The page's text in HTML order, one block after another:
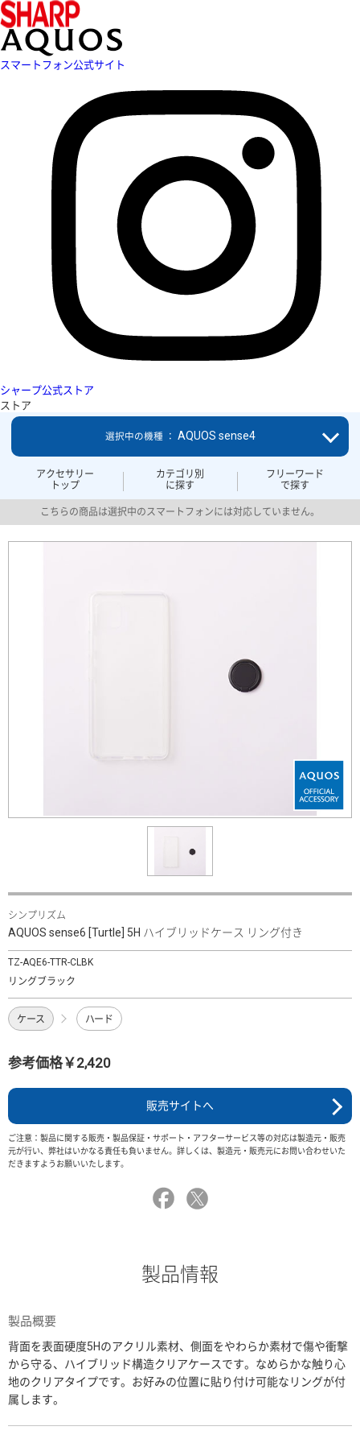
スマートフォン公式サイト
シャープ公式ストア
ストア
アクセサリー
トップ
カテゴリ別
に探す
フリーワード
で探す
選択中の機種 ： AQUOS sense4
こちらの商品は選択中のスマートフォンには対応していません。
シンプリズム
AQUOS sense6 [Turtle] 5H ハイブリッドケース リング付き
TZ-AQE6-TTR-CLBK
リングブラック
ケース ハード
参考価格￥2,420
販売サイトへ
ご注意：製品に関する販売・製品保証・サポート・アフターサービス等の対応は製造元・販売
元が行い、弊社はいかなる責任も負いません。詳しくは、製造元・販売元にお問い合わせいた
だきますようお願いいたします。
製品情報
製品概要
背面を表面硬度5Hのアクリル素材、側面をやわらか素材で傷や衝撃
から守る、ハイブリッド構造クリアケースです。なめらかな触り心
地のクリアタイプです。お好みの位置に貼り付け可能なリングが付
属します。